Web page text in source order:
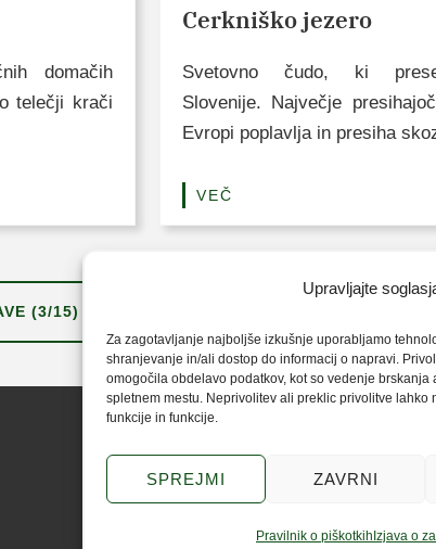
Upravljajte
Za zagotavljanje najboljše izkušnje uporabljamo
shranjevanje in/ali dostop do informacij o napravi.
omogočila obdelavo podatkov, kot so vedenje brskanja
spletnem mestu. Neprivolitev ali preklic privolitve lahko
funkcije in funkcije.
SPREJMI ZAVRNI
Pravilnik o piškotkih Izjava o
domačih
telečji krači
Cerkniško jezero
Svetovno čudo, ki
Slovenije. Največje
Evropi poplavlja in presiha
VEČ
(3/15)
Piškotki
Logotipi Zaplana